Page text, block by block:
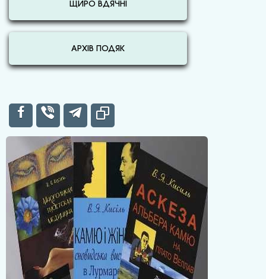
ЩИРО ВДЯЧНІ
АРХІВ ПОДЯК